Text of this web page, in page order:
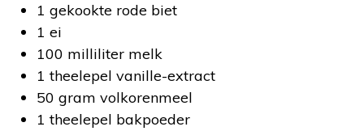
1 gekookte rode biet
1 ei
100 milliliter melk
1 theelepel vanille-extract
50 gram volkorenmeel
1 theelepel bakpoeder